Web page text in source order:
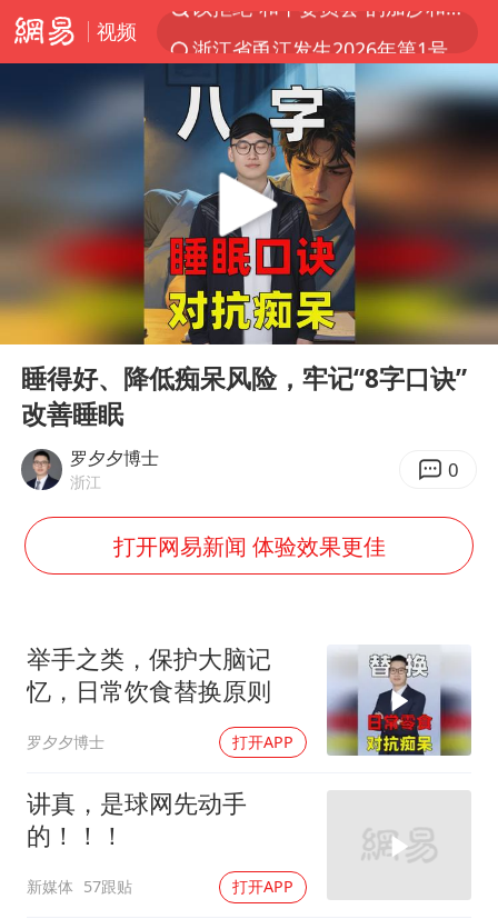
视频
全球最大级别运输船通过长江大桥
独闯南太行的失联女生最后轨迹已确认
美将每月供乌爱国者拦截导弹
香港刷新1884年以来最高气温纪录
上海全力守护市民“菜篮子”
暑期研学游升温 在旅途中增长知识
BLG经理辟谣Bin离队
云南一男子胃中取出180颗铁钉
Play
睡得好、降低痴呆风险，牢记“8字口诀”
改善睡眠
罗夕夕博士
浙江 0
打开网易新闻 体验效果更佳
举手之类，保护大脑记
忆，日常饮食替换原则
罗夕夕博士 打开APP
讲真，是球网先动手
的！！！
新媒体 57跟贴 打开APP